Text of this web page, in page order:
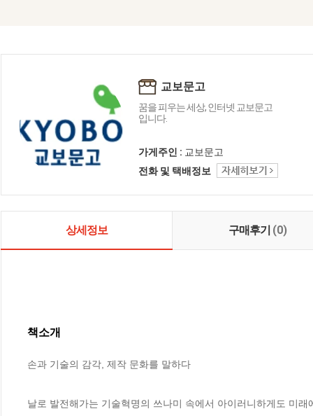
교보문고
꿈을 피우는 세상, 인터넷 교보문고
입니다.
가게주인 : 교보문고
전화 및 택배정보
상세정보 구매후기 (0)
책소개
손과 기술의 감각, 제작 문화를 말하다
날로 발전해가는 기술혁명의 쓰나미 속에서 아이러니하게도 미